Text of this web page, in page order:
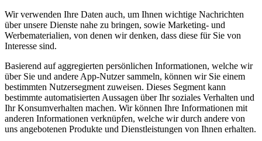
Wir verwenden Ihre Daten auch, um Ihnen wichtige Nachrichten
über unsere Dienste nahe zu bringen, sowie Marketing- und
Werbematerialien, von denen wir denken, dass diese für Sie von
Interesse sind.
Basierend auf aggregierten persönlichen Informationen, welche wir
über Sie und andere App-Nutzer sammeln, können wir Sie einem
bestimmten Nutzersegment zuweisen. Dieses Segment kann
bestimmte automatisierten Aussagen über Ihr soziales Verhalten und
Ihr Konsumverhalten machen. Wir können Ihre Informationen mit
anderen Informationen verknüpfen, welche wir durch andere von
uns angebotenen Produkte und Dienstleistungen von Ihnen erhalten.